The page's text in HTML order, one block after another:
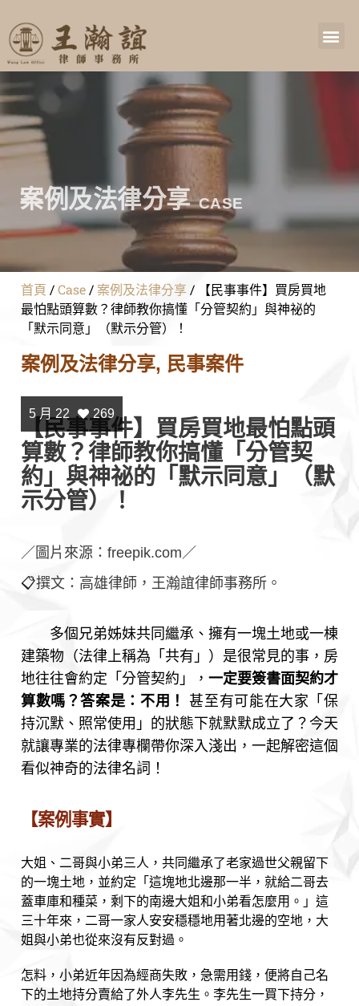
案例及法律分享 CASE
首頁 /Case/案例及法律分享 /
【民事事件】買房買地
最怕點頭算數？律師教你搞懂「分管契約」與神祕的
「默示同意」（默示分管）！
案例及法律分享, 民事案件
5 月 22 269
【民事事件】買房買地最怕點頭
算數？律師教你搞懂「分管契
約」與神祕的「默示同意」（默
示分管）！
／圖片來源：freepik.com／
📋撰文：高雄律師，王瀚誼律師事務所。
多個兄弟姊妹共同繼承、擁有一塊土地或一棟
建築物（法律上稱為「共有」）是很常見的事，房
地往往會約定「分管契約」， 一定要簽書面契約才
算數嗎？答案是：不用！
甚至有可能在大家「保
持沉默、照常使用」的狀態下就默默成立了？今天
就讓專業的法律專欄帶你深入淺出，一起解密這個
看似神奇的法律名詞！
【案例事實】
大姐、二哥與小弟三人，共同繼承了老家過世父親留下
的一塊土地，並約定「這塊地北邊那一半，就給二哥去
蓋車庫和種菜，剩下的南邊大姐和小弟看怎麼用。」這
三十年來，二哥一家人安安穩穩地用著北邊的空地，大
姐與小弟也從來沒有反對過。
怎料，小弟近年因為經商失敗，急需用錢，便將自己名
下的土地持分賣給了外人李先生。李先生一買下持分，